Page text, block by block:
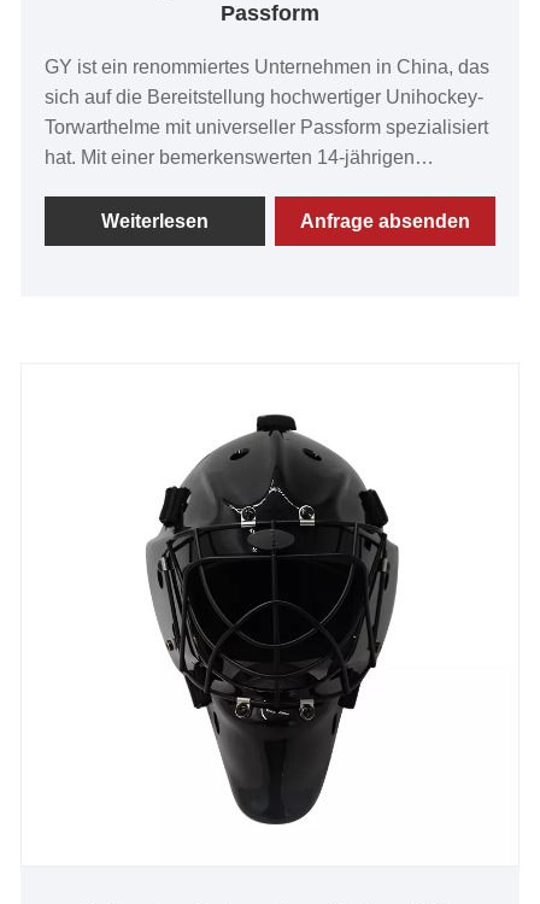
Passform
GY ist ein renommiertes Unternehmen in China, das
sich auf die Bereitstellung hochwertiger Unihockey-
Torwarthelme mit universeller Passform spezialisiert
hat. Mit einer bemerkenswerten 14-jährigen
darauf, außergewöhnliche Produkte zu liefern.
Unsere Unihockey-Torwarthelme mit universeller
Ruf erworben. Wir freuen uns über die Aussicht, in
Zukunft eine langfristige Partnerschaft mit Ihnen
Weiterlesen Anfrage absenden